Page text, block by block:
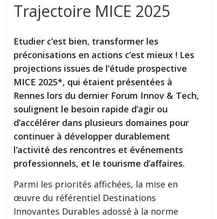
Trajectoire MICE 2025
Etudier c’est bien, transformer les
préconisations en actions c’est mieux ! Les
projections issues de l’étude prospective
MICE 2025*, qui étaient présentées à
Rennes lors du dernier Forum Innov & Tech,
soulignent le besoin rapide d’agir ou
d’accélérer dans plusieurs domaines pour
continuer à développer durablement
l’activité des rencontres et événements
professionnels, et le tourisme d’affaires.
Parmi les priorités affichées, la mise en
œuvre du référentiel Destinations
Innovantes Durables adossé à la norme